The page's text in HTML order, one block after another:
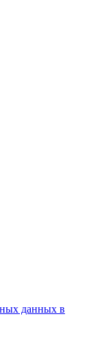
данных в